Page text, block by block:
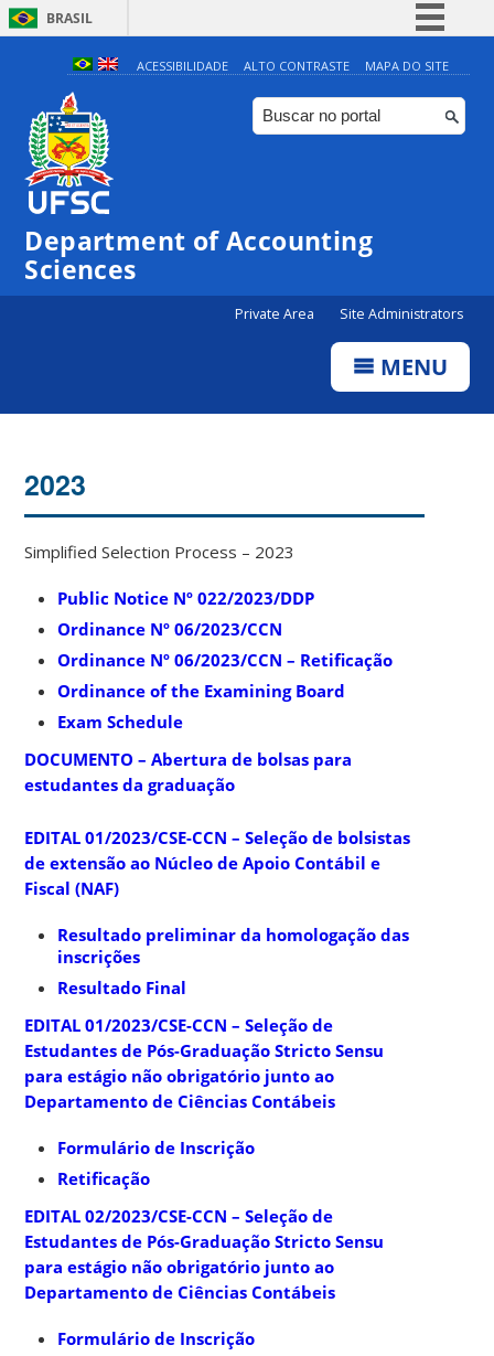
BRASIL
Simplifique!
Comunica BR
Participe
Canais
ACESSIBILIDADE ALTO CONTRASTE MAPA DO SITE
Department of Accounting
Sciences
Private Area Site Administrators
MENU
2023
Simplified Selection Process – 2023
Public Notice Nº 022/2023/DDP
Ordinance Nº 06/2023/CCN
Ordinance Nº 06/2023/CCN – Retificação
Ordinance of the Examining Board
Exam Schedule
DOCUMENTO – Abertura de bolsas para
estudantes da graduação
EDITAL 01/2023/CSE-CCN – Seleção de bolsistas
de extensão ao Núcleo de Apoio Contábil e
Fiscal (NAF)
Resultado preliminar da homologação das
inscrições
Resultado Final
EDITAL 01/2023/CSE-CCN – Seleção de
Estudantes de Pós-Graduação Stricto Sensu
para estágio não obrigatório junto ao
Departamento de Ciências Contábeis
Formulário de Inscrição
Retificação
EDITAL 02/2023/CSE-CCN – Seleção de
Estudantes de Pós-Graduação Stricto Sensu
para estágio não obrigatório junto ao
Departamento de Ciências Contábeis
Formulário de Inscrição